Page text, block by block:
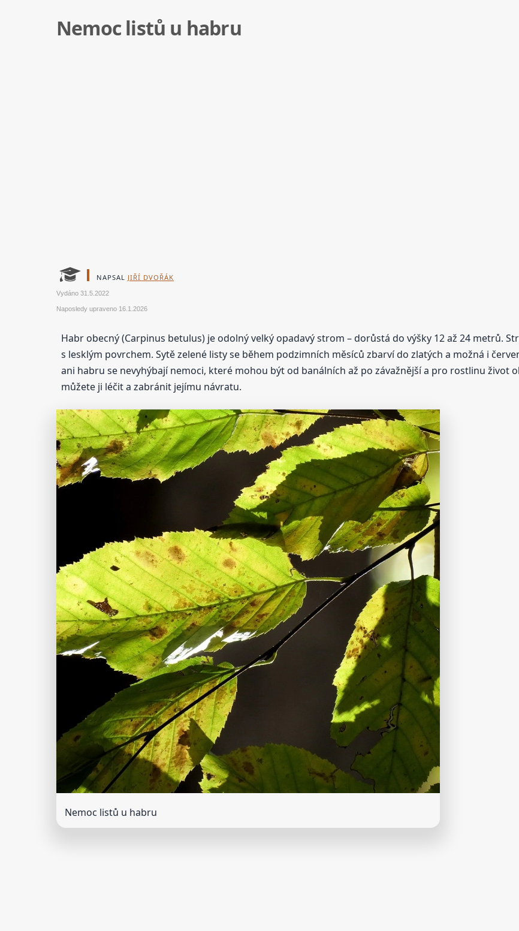
Nemoc listů u habru
NAPSAL JIŘÍ DVOŘÁK
Vydáno31.5.2022
Naposledy upraveno 16.1.2026
Habr obecný (Carpinus betulus) je odolný velký opadavý strom – dorůstá do výšky 12 až 24 metrů.
s lesklým povrchem. Sytě zelené listy se během podzimních měsíců zbarví do zlatých a možná i
ani habru se nevyhýbají nemoci, které mohou být od banálních až po závažnější a pro rostlinu život
můžete ji léčit a zabránit jejímu návratu.
Nemoc listů u habru